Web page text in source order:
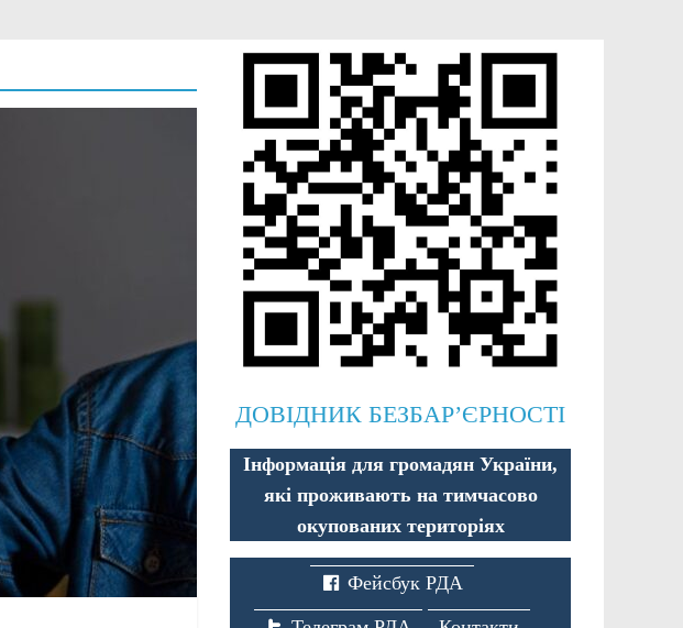
ДОВІДНИК БЕЗБАР’ЄРНОСТІ
Інформація для громадян України,
які проживають на тимчасово
окупованих територіях
Фейсбук РДА